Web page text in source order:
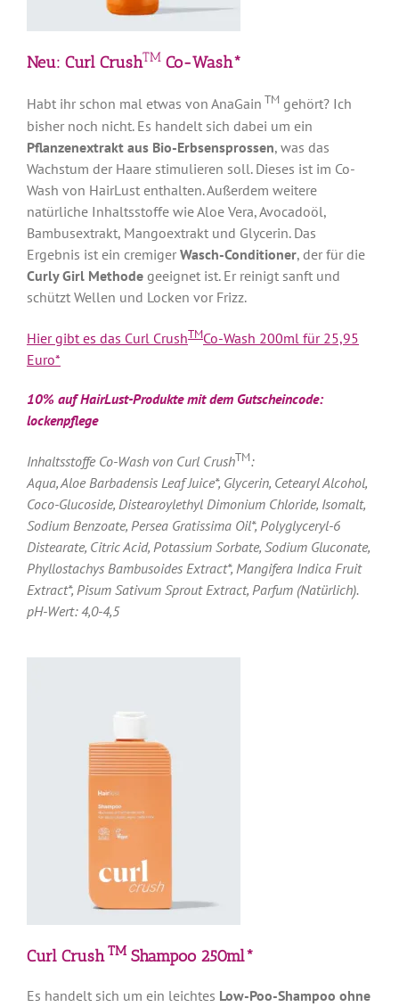
Neu: Curl CrushTMCo-Wash*
Habt ihr schon mal etwas von AnaGain TMgehört? Ich
bisher noch nicht. Es handelt sich dabei um ein
Pflanzenextrakt aus Bio-Erbsensprossen, was das
Wachstum der Haare stimulieren soll. Dieses ist im Co-
Wash von HairLust enthalten. Außerdem weitere
natürliche Inhaltsstoffe wie Aloe Vera, Avocadoöl,
Bambusextrakt, Mangoextrakt und Glycerin. Das
Ergebnis ist ein cremiger Wasch-Conditioner, der für die
Curly Girl Methodegeeignet ist. Er reinigt sanft und
schützt Wellen und Locken vor Frizz.
Hier gibt es das Curl CrushTMCo-Wash 200ml für 25,95
Euro*
10% auf HairLust-Produkte mit dem Gutscheincode:
lockenpflege
Inhaltsstoffe Co-Wash von Curl CrushTM:
Aqua, Aloe Barbadensis Leaf Juice*, Glycerin, Cetearyl Alcohol,
Coco-Glucoside, Distearoylethyl Dimonium Chloride, Isomalt,
Sodium Benzoate, Persea Gratissima Oil*, Polyglyceryl-6
Distearate, Citric Acid, Potassium Sorbate, Sodium Gluconate,
Phyllostachys Bambusoides Extract*, Mangifera Indica Fruit
Extract*, Pisum Sativum Sprout Extract, Parfum (Natürlich).
pH-Wert: 4,0-4,5
Curl Crush TMShampoo 250ml*
Es handelt sich um ein leichtes Low-Poo-Shampoo ohne